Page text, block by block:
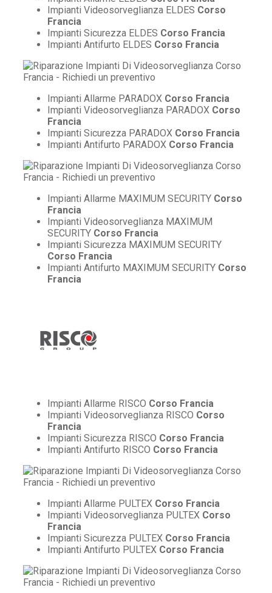
Impianti Videosorveglianza ELDES Corso
Francia
Impianti Sicurezza ELDES Corso Francia
Impianti Antifurto ELDES Corso Francia
Impianti Allarme PARADOX Corso Francia
Impianti Videosorveglianza PARADOX Corso
Francia
Impianti Sicurezza PARADOX Corso Francia
Impianti Antifurto PARADOX Corso Francia
Impianti Allarme MAXIMUM SECURITY Corso
Francia
Impianti Videosorveglianza MAXIMUM
SECURITY Corso Francia
Impianti Sicurezza MAXIMUM SECURITY
Corso Francia
Impianti Antifurto MAXIMUM SECURITY Corso
Francia
Impianti Allarme RISCO Corso Francia
Impianti Videosorveglianza RISCO Corso
Francia
Impianti Sicurezza RISCO Corso Francia
Impianti Antifurto RISCO Corso Francia
Impianti Allarme PULTEX Corso Francia
Impianti Videosorveglianza PULTEX Corso
Francia
Impianti Sicurezza PULTEX Corso Francia
Impianti Antifurto PULTEX Corso Francia